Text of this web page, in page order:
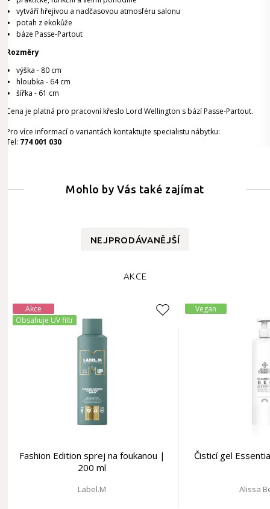
vytváří hřejivou a nadčasovou atmosféru salonu
potah z ekokůže
báze Passe-Partout
Rozměry
výška - 80 cm
hloubka - 64 cm
šířka - 61 cm
Cena je platná pro pracovní křeslo Lord Wellington s bází Passe-Partout.
Pro více informací o variantách kontaktujte specialistu nábytku:
Tel: 774 001 030
Mohlo by Vás také zajímat
NEJPRODÁVANĚJŠÍ
AKCE
Akce
Obsahuje UV filtr
Fashion Edition sprej na foukanou |
200 ml
Label.M
Vegan
Čisticí gel
Alissa